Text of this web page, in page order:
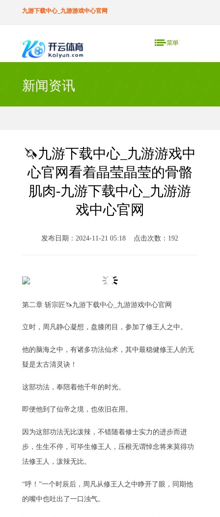
九游下载中心_九游游戏中心官网
新闻资讯
🦄九游下载中心_九游游戏中
心官网看着晶莹晶莹的骨骼
肌肉-九游下载中心_九游游
戏中心官网
发布日期：2024-11-21 05:18 点击次数：192
第二章 斩宗匠🦄九游下载中心_九游游戏中心官网
立时，周凡静心凝想，盘膝闭目，参加了修王人之中。
他的脑海之中，有诸多功法仙术，其中最稳健修王人的无
疑是太古清灵诀！
这部功法，奉陪着他千年的时光。
即便他到了仙帝之境，也依旧在用。
因为这部功法无比泼辣，不错随着修士实力的进步而进
步，生生不停，可毕生修王人，压根无谓悼念将来莫得功
法修王人，泼辣无比。
“呼！”一个时辰后，周凡从修王人之中睁开了眼，同期他
的嘴中也吐出了一口浊气。